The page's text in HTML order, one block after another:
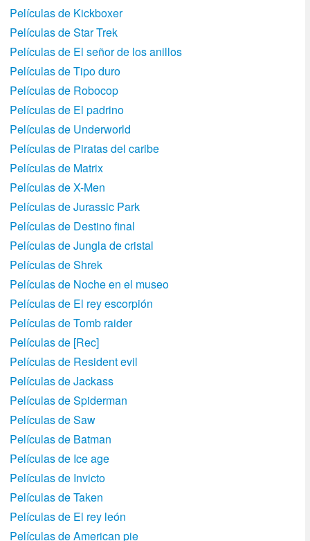
Películas de Kickboxer
Películas de Star Trek
Películas de El señor de los anillos
Películas de Tipo duro
Películas de Robocop
Películas de El padrino
Películas de Underworld
Películas de Piratas del caribe
Películas de Matrix
Películas de X-Men
Películas de Jurassic Park
Películas de Destino final
Películas de Jungla de cristal
Películas de Shrek
Películas de Noche en el museo
Películas de El rey escorpión
Películas de Tomb raider
Películas de [Rec]
Películas de Resident evil
Películas de Jackass
Películas de Spiderman
Películas de Saw
Películas de Batman
Películas de Ice age
Películas de Invicto
Películas de Taken
Películas de El rey león
Películas de American pie